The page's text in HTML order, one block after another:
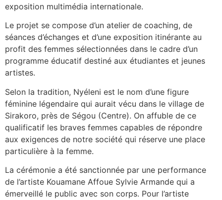
exposition multimédia internationale.
Le projet se compose d’un atelier de coaching, de
séances d’échanges et d’une exposition itinérante au
profit des femmes sélectionnées dans le cadre d’un
programme éducatif destiné aux étudiantes et jeunes
artistes.
Selon la tradition, Nyéleni est le nom d’une figure
féminine légendaire qui aurait vécu dans le village de
Sirakoro, près de Ségou (Centre). On affuble de ce
qualificatif les braves femmes capables de répondre
aux exigences de notre société qui réserve une place
particulière à la femme.
La cérémonie a été sanctionnée par une performance
de l’artiste Kouamane Affoue Sylvie Armande qui a
émerveillé le public avec son corps. Pour l’artiste